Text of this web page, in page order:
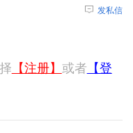
发私信
【注册】 或者 【登